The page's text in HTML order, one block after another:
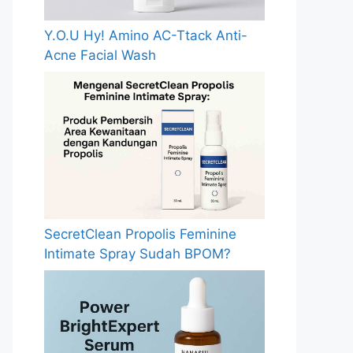
Y.O.U Hy! Amino AC-Ttack Anti-
Acne Facial Wash
SecretClean Propolis Feminine
Intimate Spray Sudah BPOM?